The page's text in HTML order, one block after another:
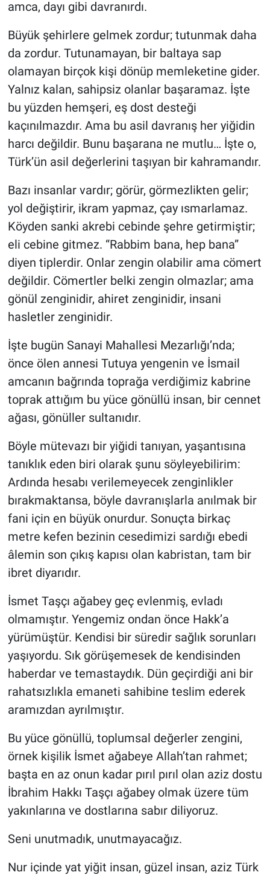
amca, dayı gibi davranırdı.
Büyük şehirlere gelmek zordur; tutunmak daha
da zordur. Tutunamayan, bir baltaya sap
olamayan birçok kişi dönüp memleketine gider.
Yalnız kalan, sahipsiz olanlar başaramaz. İşte
bu yüzden hemşeri, eş dost desteği
kaçınılmazdır. Ama bu asil davranış her yiğidin
harcı değildir. Bunu başarana ne mutlu… İşte o,
Türk’ün asil değerlerini taşıyan bir kahramandır.
Bazı insanlar vardır; görür, görmezlikten gelir;
yol değiştirir, ikram yapmaz, çay ısmarlamaz.
Köyden sanki akrebi cebinde şehre getirmiştir;
eli cebine gitmez. “Rabbim bana, hep bana”
diyen tiplerdir. Onlar zengin olabilir ama cömert
değildir. Cömertler belki zengin olmazlar; ama
gönül zenginidir, ahiret zenginidir, insani
hasletler zenginidir.
İşte bugün Sanayi Mahallesi Mezarlığı’nda;
önce ölen annesi Tutuya yengenin ve İsmail
amcanın bağrında toprağa verdiğimiz kabrine
toprak attığım bu yüce gönüllü insan, bir cennet
ağası, gönüller sultanıdır.
Böyle mütevazı bir yiğidi tanıyan, yaşantısına
tanıklık eden biri olarak şunu söyleyebilirim:
Ardında hesabı verilemeyecek zenginlikler
bırakmaktansa, böyle davranışlarla anılmak bir
fani için en büyük onurdur. Sonuçta birkaç
metre kefen bezinin cesedimizi sardığı ebedi
âlemin son çıkış kapısı olan kabristan, tam bir
ibret diyarıdır.
İsmet Taşçı ağabey geç evlenmiş, evladı
olmamıştır. Yengemiz ondan önce Hakk’a
yürümüştür. Kendisi bir süredir sağlık sorunları
yaşıyordu. Sık görüşemesek de kendisinden
haberdar ve temastaydık. Dün geçirdiği ani bir
rahatsızlıkla emaneti sahibine teslim ederek
aramızdan ayrılmıştır.
Bu yüce gönüllü, toplumsal değerler zengini,
örnek kişilik İsmet ağabeye Allah’tan rahmet;
başta en az onun kadar pırıl pırıl olan aziz dostu
İbrahim Hakkı Taşçı ağabey olmak üzere tüm
yakınlarına ve dostlarına sabır diliyoruz.
Seni unutmadık, unutmayacağız.
Nur içinde yat yiğit insan, güzel insan, aziz Türk